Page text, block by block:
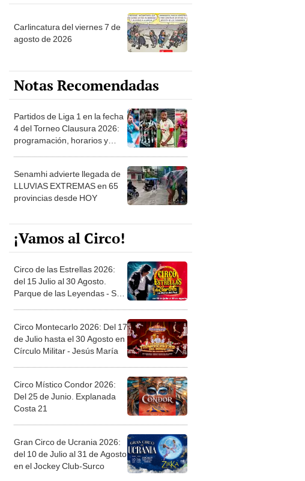
Carlincatura del viernes 7 de
agosto de 2026
Notas Recomendadas
Partidos de Liga 1 en la fecha
4 del Torneo Clausura 2026:
programación, horarios y
Senamhi advierte llegada de
LLUVIAS EXTREMAS en 65
provincias desde HOY
¡Vamos al Circo!
Circo de las Estrellas 2026:
del 15 Julio al 30 Agosto.
Parque de las Leyendas - San
Circo Montecarlo 2026: Del 17
de Julio hasta el 30 Agosto en
Círculo Militar - Jesús María
Circo Místico Condor 2026:
Del 25 de Junio. Explanada
Costa 21
Gran Circo de Ucrania 2026:
del 10 de Julio al 31 de Agosto
en el Jockey Club-Surco